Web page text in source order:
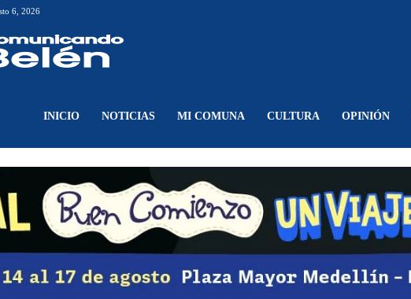
6, 2026
Belén
INICIO NOTICIAS MI COMUNA CULTURA OPINIÓN